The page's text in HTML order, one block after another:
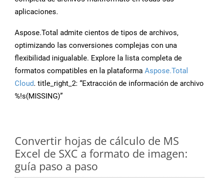
aplicaciones.
Aspose.Total admite cientos de tipos de archivos,
optimizando las conversiones complejas con una
flexibilidad inigualable. Explore la lista completa de
formatos compatibles en la plataforma Aspose.Total
Cloud. title_right_2: “Extracción de información de archivo
%!s(MISSING)”
Convertir hojas de cálculo de MS
Excel de SXC a formato de imagen:
guía paso a paso